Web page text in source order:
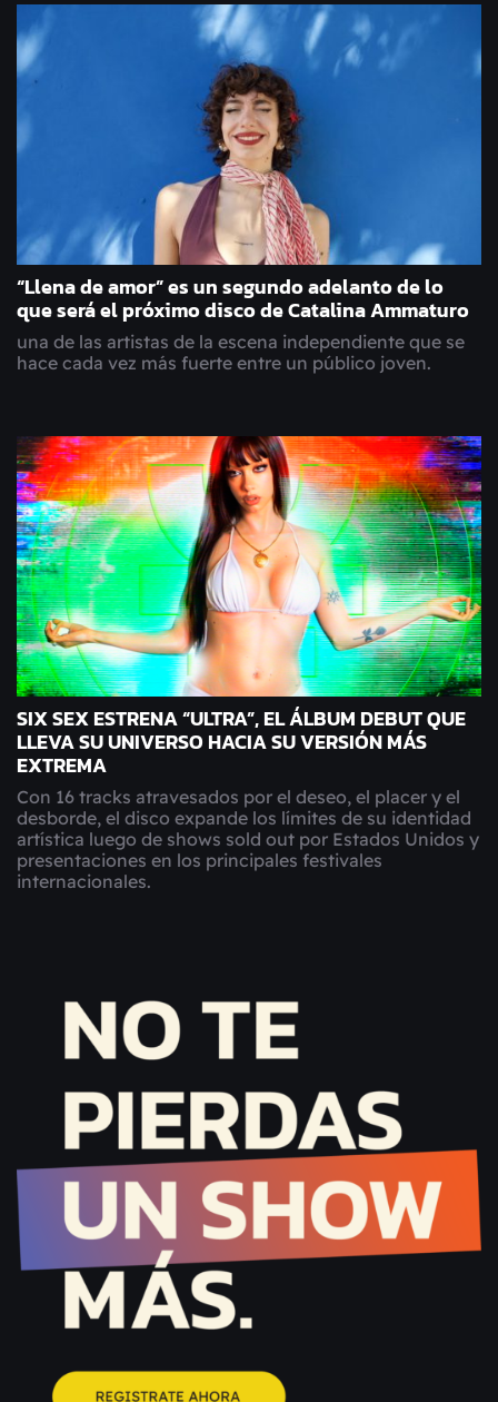
“Llena de amor” es un segundo adelanto de lo
que será el próximo disco de Catalina Ammaturo
una de las artistas de la escena independiente que se
hace cada vez más fuerte entre un público joven.
SIX SEX ESTRENA “ULTRA”, EL ÁLBUM DEBUT QUE
LLEVA SU UNIVERSO HACIA SU VERSIÓN MÁS
EXTREMA
Con 16 tracks atravesados por el deseo, el placer y el
desborde, el disco expande los límites de su identidad
artística luego de shows sold out por Estados Unidos y
presentaciones en los principales festivales
internacionales.